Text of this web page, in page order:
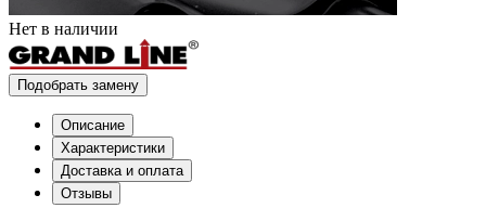
Нет в наличии
Подобрать замену
Описание
Характеристики
Доставка и оплата
Отзывы